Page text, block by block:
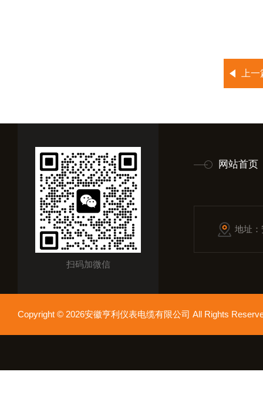
上
扫码加微信
网站首页
地址
Copyright © 2026安徽亨利仪表电缆有限公司 All Rights